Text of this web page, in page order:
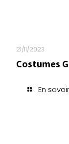
21/11/2023
Costumes
En